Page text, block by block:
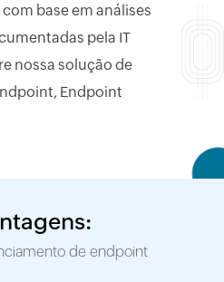
base em análises
pela IT
nossa solução de
Endpoint
de endpoint